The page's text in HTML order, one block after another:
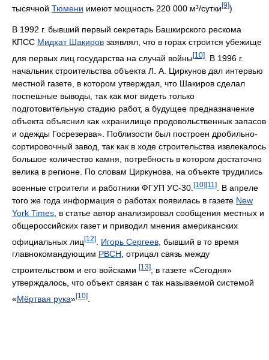
тысячной Тюмени имеют мощность 220 000 м³/сутки[9])
В 1992 г. бывший первый секретарь Башкирского рескома
КПСС Мидхат Шакиров заявлял, что в горах строится убежище
для первых лиц государства на случай войны[10]
. В 1996 г.
начальник строительства объекта Л. А. Циркунов дал интервью
местной газете, в котором утверждал, что Шакиров сделал
поспешные выводы, так как мог видеть только
подготовительную стадию работ, а будущее предназначение
объекта объяснил как «хранилище продовольственных запасов
и одежды Госрезерва». Поблизости был построен дробильно-
сортировочный завод, так как в ходе строительства извлекалось
большое количество камня, потребность в котором достаточно
велика в регионе. По словам Циркунова, на объекте трудились
военные строители и работники ФГУП УС-30. [10] [11]
. В апреле
того же года информация о работах появилась в газете New
York Times , в статье автор анализировал сообщения местных и
общероссийских газет и приводил мнения американских
официальных лиц[12] Игорь Сергеев , бывший в то время
главнокомандующим РВСН, отрицал связь между
строительством и его войсками [13]; в газете «Сегодня»
утверждалось, что объект связан с так называемой системой
«Мёртвая рука»[10]